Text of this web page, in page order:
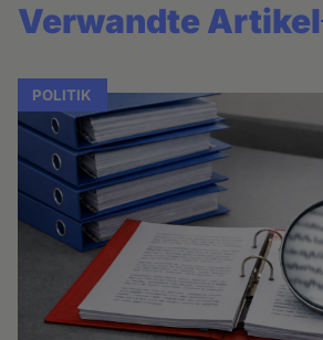
Verwandte Artikel
POLITIK